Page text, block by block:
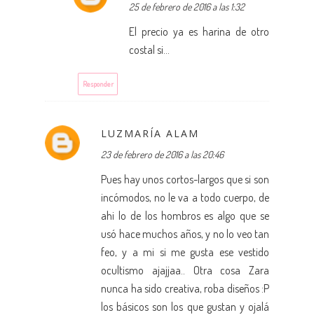
25 de febrero de 2016 a las 1:32
El precio ya es harina de otro
costal si...
Responder
LUZMARÍA ALAM
23 de febrero de 2016 a las 20:46
Pues hay unos cortos-largos que si son
incómodos, no le va a todo cuerpo, de
ahi lo de los hombros es algo que se
usó hace muchos años, y no lo veo tan
feo, y a mi si me gusta ese vestido
ocultismo ajajjaa.. Otra cosa Zara
nunca ha sido creativa, roba diseños :P
los básicos son los que gustan y ojalá